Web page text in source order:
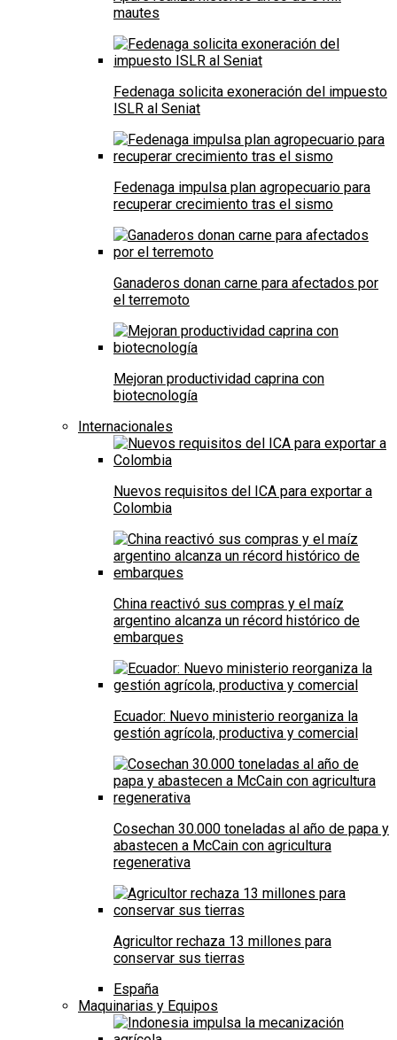
mautes
Fedenaga solicita exoneración del impuesto
ISLR al Seniat
Fedenaga impulsa plan agropecuario para
recuperar crecimiento tras el sismo
Ganaderos donan carne para afectados por
el terremoto
Mejoran productividad caprina con
biotecnología
Internacionales
Nuevos requisitos del ICA para exportar a
Colombia
China reactivó sus compras y el maíz
argentino alcanza un récord histórico de
embarques
Ecuador: Nuevo ministerio reorganiza la
gestión agrícola, productiva y comercial
Cosechan 30.000 toneladas al año de papa y
abastecen a McCain con agricultura
regenerativa
Agricultor rechaza 13 millones para
conservar sus tierras
España
Maquinarias y Equipos